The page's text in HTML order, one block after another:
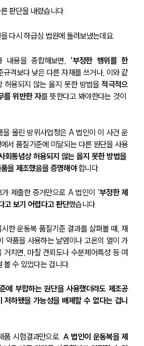
그룹소개
대륜의 강점
오시는 길
로벌 파트너 로펌
고객의 소리
통합검색
업무사례
주요 업무사례
례분석/최신동향
판단을 내렸습니다.
다시 하급심 법원에 돌려보냈는데요.
내용을 종합해보면, ‘부정한 행위를 한
규격보다 낮은 다른 자재를 쓰거나, 이와 같
허용되지 않는 옳지 못한 방법을 적극적으
를 위반한 자를 뜻한다고 봐야한다는 것이
을 올린 방위사업청은 A 법인이 이 사건 운
서 품질기준에 미달되는 다른 원단을 사용
회통념상 허용되지 않는 옳지 못한 방법을
을 제조했음을 증명해야 합니다.
제출한 증거만으로 A 법인이 ‘부정한 제
고 보기 어렵다고 판단했습니다.
한 운동복 품질기준 결과를 살펴볼 때, 재
약품을 사용하는 날염이나 고온의 열이 가
거치면, 마찰 견뢰도나 수분제어특성 등 여
볼 수 있었다는 겁니다.
에 부합하는 원단을 사용했더라도 제조공
저하됐을 가능성을 배제할 수 없다는 겁니
품 시험결과만으로. A 법인이 운동복을 제